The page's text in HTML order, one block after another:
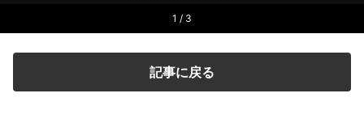
1 / 3
記事に戻る